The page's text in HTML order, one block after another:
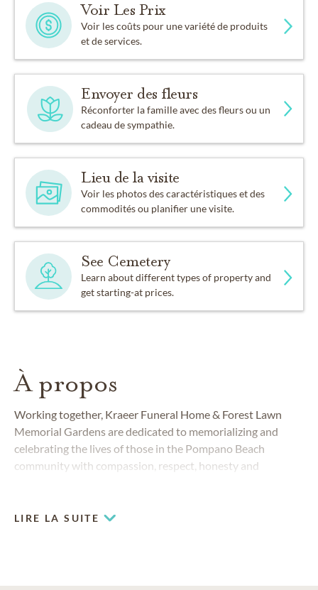
Voir Les Prix
Voir les coûts pour une variété de produits
et de services.
Envoyer des fleurs
Réconforter la famille avec des fleurs ou un
cadeau de sympathie.
Lieu de la visite
Voir les photos des caractéristiques et des
commodités ou planifier une visite.
See Cemetery
Learn about different types of property and
get starting-at prices.
À propos
Working together, Kraeer Funeral Home & Forest Lawn
Memorial Gardens are dedicated to memorializing and
celebrating the lives of those in the Pompano Beach
community with compassion, respect, honesty and
possible. We are here every step of the way.
LIRE LA SUITE